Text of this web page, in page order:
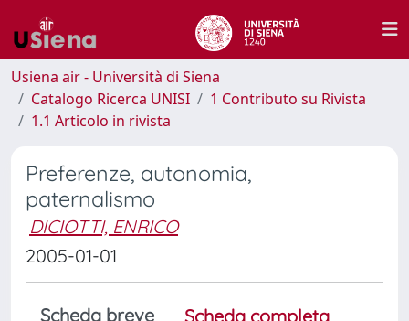
Usiena air - Università di Siena
Catalogo Ricerca UNISI
1 Contributo su Rivista
1.1 Articolo in rivista
Preferenze, autonomia,
paternalismo
DICIOTTI, ENRICO
2005-01-01
Scheda breve
Scheda completa